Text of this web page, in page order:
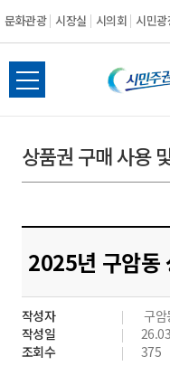
문화관광 시장실 시의회 시민
전
체
뉴
열
상품권 구매 사용
2025년 구암동
작성자
구암
작성일
조회수
375